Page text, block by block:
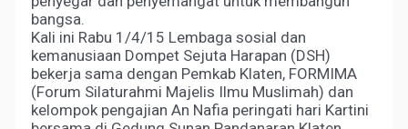
bangsa.
Kali ini Rabu 1/4/15 Lembaga sosial dan
kemanusiaan Dompet Sejuta Harapan (DSH)
bekerja sama dengan Pemkab Klaten, FORMIMA
(Forum Silaturahmi Majelis Ilmu Muslimah) dan
kelompok pengajian An Nafia peringati hari Kartini